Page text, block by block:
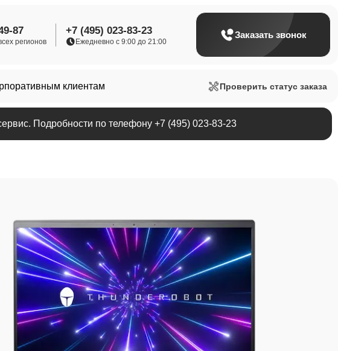
87
регионов
+7 (495) 023-83-23
Ежедневно с 9:00 до 21:00
Заказать звонок
клиентам Проверить статус заказа
Подробности по телефону +7 (495) 023-83-23